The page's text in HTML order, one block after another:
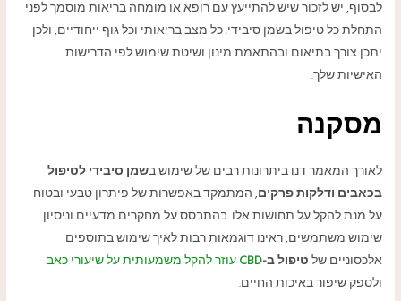
לבסוף, יש לזכור שיש להתייעץ עם רופא או מומחה בריאות מוסמך לפני
התחלת כל טיפול בשמן סיבידי. כל מצב בריאותי וכל גוף ייחודיים, ולכן
יתכן צורך בתיאום ובהתאמת מינון ושיטת שימוש לפי הדרישות
האישיות שלך.
מסקנה
לאורך המאמר דנו ביתרונות רבים של שימוש בשמן סיבידי לטיפול
בכאבים ודלקות פרקים, המתמקד באפשרות של פיתרון טבעי ובטוח
על מנת להקל על תחושות אלו. בהתבסס על מחקרים מדעיים וניסיון
שימוש משתמשים, ראינו דוגמאות רבות לאיך שימוש בתוספים
אלכסוניים שלטיפול ב-CBDעוזר להקל משמעותית על שיעורי כאב
ולספק שיפור באיכות החיים.